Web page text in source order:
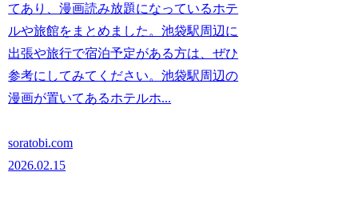
てあり、漫画読み放題になっているホテ
ルや旅館をまとめました。池袋駅周辺に
出張や旅行で宿泊予定がある方は、ぜひ
参考にしてみてください。池袋駅周辺の
漫画が置いてあるホテルホ...
soratobi.com
2026.02.15